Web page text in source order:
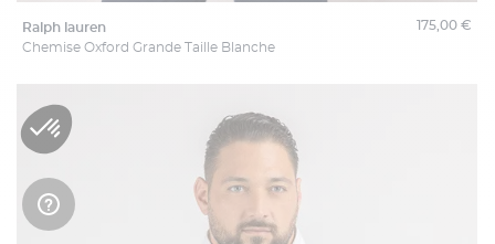
ralph lauren
Chemise Oxford Grande Taille Blanche
175,00 €